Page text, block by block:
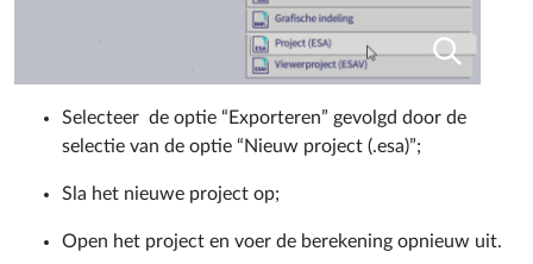
Selecteer de optie “Exporteren” gevolgd door de
selectie van de optie “Nieuw project (.esa)”;
Sla het nieuwe project op;
Open het project en voer de berekening opnieuw uit.